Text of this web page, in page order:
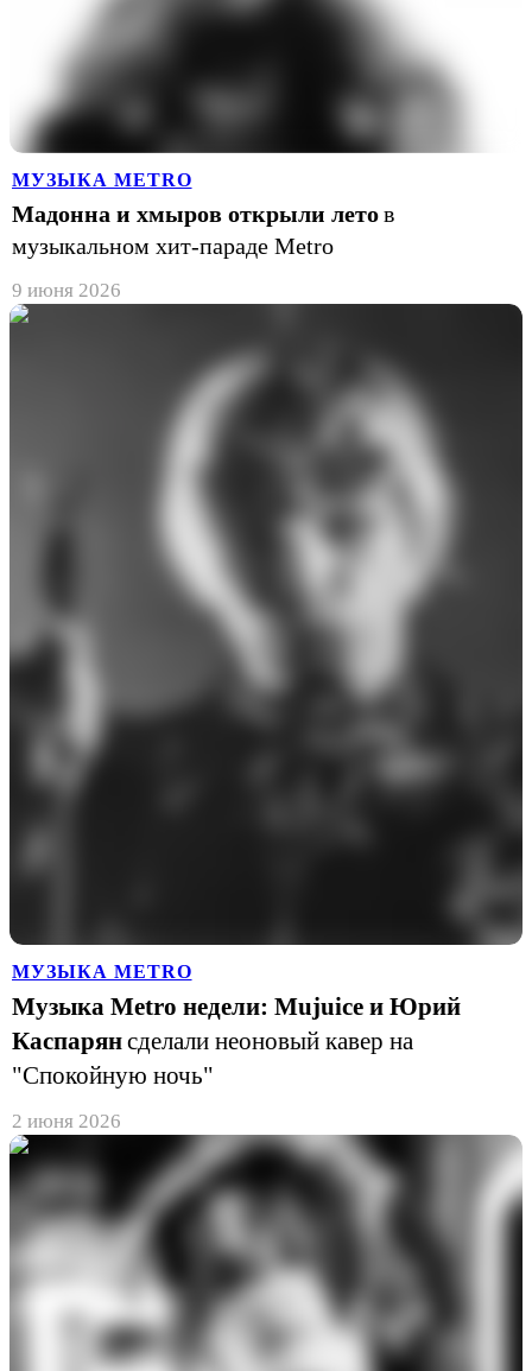
МУЗЫКА METRO
Мадонна и хмыров открыли летов
музыкальном хит-параде Metro
9 июня 2026
МУЗЫКА METRO
Музыка Metro недели: Mujuice и Юрий
Каспарянсделали неоновый кавер на
"Спокойную ночь"
2 июня 2026